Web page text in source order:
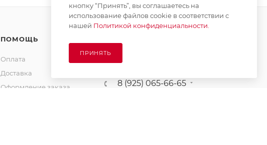
ПОМОЩЬ
Оплата
Доставка
Оформление заказа
8 (925) 065-66-65
кнопку “Принять”, вы соглашаетесь на
использование файлов cookie в соответствии с
нашей Политикой конфиденциальности.
ПРИНЯТЬ